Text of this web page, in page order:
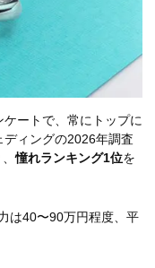
ートで、常にトップに
ィングの2026年調査
、憧れランキング1位を
は40〜90万円程度、平